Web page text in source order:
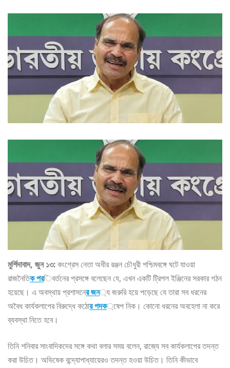
মুর্শিদাবাদ, জুন ১৩:কংগ্রেস নেতা অধীর রঞ্জন চৌধুরী পশ্চিমবঙ্গে ঘটে যাওয়া
রাজনৈতিক পরিবর্তনের প্রসঙ্গে বলেছেন যে, এখন একটি ট্রিপল ইঞ্জিনের সরকার গঠন
হয়েছে। এ অবস্থায় প্রশাসনের জন্য জরুরি হয়ে পড়েছে যে তারা সব ধরনের
অবৈধ কার্যকলাপের বিরুদ্ধে কঠোর পদক্ষেপ নিক। কোনো ধরনের অবহেলা না করে
ব্যবস্থা নিতে হবে।
তিনি শনিবার সাংবাদিকদের সঙ্গে কথা বলার সময় বলেন, রাজ্যে সব কার্যকলাপের তদন্ত
করা উচিত। অভিষেক বন্দ্যোপাধ্যায়েরও তদন্ত হওয়া উচিত। তিনি কীভাবে